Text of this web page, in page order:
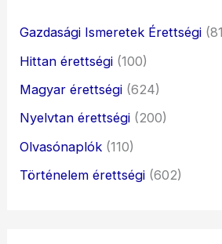
Gazdasági Ismeretek Érettségi
Hittan érettségi (100)
Magyar érettségi (624)
Nyelvtan érettségi (200)
Olvasónaplók (110)
Történelem érettségi (602)